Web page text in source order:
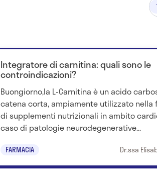
Integratore di carnitina: quali sono le
controindicazioni?
Buongiorno,la L-Carnitina è un acido
catena corta, ampiamente utilizzato nella
di supplementi nutrizionali in ambito
caso di patologie neurodegenerative...
FARMACIA Dr.ssa